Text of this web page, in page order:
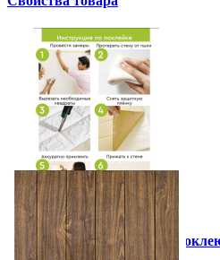
Инструкция установки